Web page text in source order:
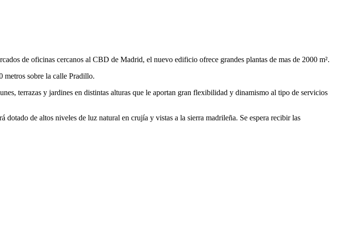
de oficinas cercanos al CBD de Madrid, el nuevo edificio ofrece grandes plantas de mas de 2000 m².
metros sobre la calle Pradillo.
terrazas y jardines en distintas alturas que le aportan gran flexibilidad y dinamismo al tipo de servicios
de altos niveles de luz natural en crujía y vistas a la sierra madrileña. Se espera recibir las